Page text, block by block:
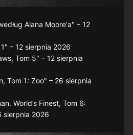
Alana Moore'a" – 12
– 12 sierpnia 2026
Tom 5" – 12 sierpnia
Tom 1: Zoo" – 26 sierpnia
World’s Finest, Tom 6:
sierpnia 2026